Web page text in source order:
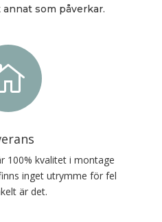
som påverkar.
100% kvalitet i montage
inget utrymme för fel
är det.